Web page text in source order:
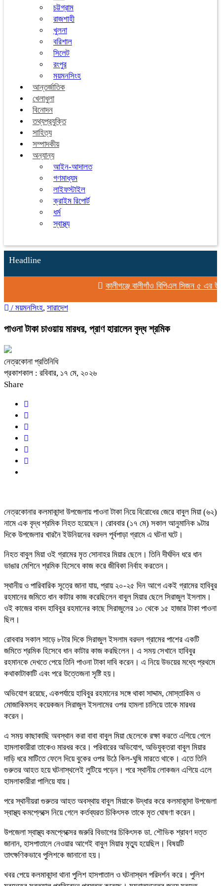
চট্টগ্রাম
রাজশাহী
খুলনা
বরিশাল
সিলেট
রংপুর
ময়মনসিংহ
আন্তর্জাতিক
খেলাধুলা
বিনোদন
তথ্যপ্রযুক্তি
সাহিত্য
সম্পাদকীয়
অন্যান্য
আইন-আদালত
গণমাধ্যম
লাইফস্টাইল
ক্রাইম রিপোর্ট
ধর্ম
স্বাস্থ্য
Headline
কালীগঞ্জে বালীগাঁও বিপিএল সিজন ৫ এর
/ ময়মনসিংহ, সারাদেশ
পাওনা টাকা চাওয়ায় মারধর, প্রাণ হারালেন বৃদ্ধ শ্রমিক
নেত্রকোনা প্রতিনিধি
প্রকাশকাল : রবিবার, ১৭ মে, ২০২৬
Share
নেত্রকোনার কলমাকান্দা উপজেলায় পাওনা টাকা নিয়ে বিরোধের জেরে বাবুল মিয়া (৬২)
নামে এক বৃদ্ধ শ্রমিক নিহত হয়েছেন। রোববার (১৭ মে) সকাল আনুমানিক ৯টার
দিকে উপজেলার খারনৈ ইউনিয়নের বরদল পূর্বপাড়া গ্রামে এ ঘটনা ঘটে।
নিহত বাবুল মিয়া ওই গ্রামের মৃত সোনাহর মিয়ার ছেলে। তিনি দীর্ঘদিন ধরে ধান
ভাঙার মেশিনে শ্রমিক হিসেবে কাজ করে জীবিকা নির্বাহ করতেন।
স্থানীয় ও পারিবারিক সূত্রে জানা যায়, প্রায় ২০-২৫ দিন আগে একই গ্রামের হাবিবুর
রহমানের জমিতে ধান কাটার কাজ করেছিলেন বাবুল মিয়ার ছেলে সিরাজুল ইসলাম।
ওই কাজের বাবদ হাবিবুর রহমানের কাছে সিরাজুলের ১০ থেকে ১৫ হাজার টাকা পাওনা
ছিল।
রোববার সকাল সাড়ে ৮টার দিকে সিরাজুল ইসলাম বরদল গ্রামের পাশের একটি
জমিতে শ্রমিক হিসেবে ধান কাটার কাজ করছিলেন। এ সময় সেখানে হাবিবুর
রহমানকে দেখতে পেয়ে তিনি পাওনা টাকা দাবি করেন। এ নিয়ে উভয়ের মধ্যে প্রথমে
কথাকাটাকাটি এবং পরে উত্তেজনা সৃষ্টি হয়।
অভিযোগ রয়েছে, একপর্যায়ে হাবিবুর রহমানের সঙ্গে থাকা সাদ্দাম, মোস্তাকিম ও
মোজাকিমসহ কয়েকজন সিরাজুল ইসলামের ওপর হামলা চালিয়ে তাকে মারধর
করেন।
এ সময় কাছাকাছি অবস্থান করা বাবা বাবুল মিয়া ছেলেকে রক্ষা করতে এগিয়ে গেলে
হামলাকারীরা তাকেও মারধর করে। পরিবারের অভিযোগ, অভিযুক্তরা বাবুল মিয়ার
দাড়ি ধরে মাটিতে ফেলে দিয়ে বুকের ওপর উঠে কিল-ঘুষি মারতে থাকে। এতে তিনি
গুরুতর আহত হয়ে ঘটনাস্থলেই লুটিয়ে পড়েন। পরে স্থানীয় লোকজন এগিয়ে এলে
হামলাকারীরা পালিয়ে যায়।
পরে স্থানীয়রা গুরুতর আহত অবস্থায় বাবুল মিয়াকে উদ্ধার করে কলমাকান্দা উপজেলা
স্বাস্থ্য কমপ্লেক্সে নিয়ে গেলে কর্তব্যরত চিকিৎসক তাকে মৃত ঘোষণা করেন।
উপজেলা স্বাস্থ্য কমপ্লেক্সের জরুরি বিভাগের চিকিৎসক ডা. শৌভিক শ্রাবণ দত্ত
জানান, হাসপাতালে নেওয়ার আগেই বাবুল মিয়ার মৃত্যু হয়েছিল। বিষয়টি
তাৎক্ষণিকভাবে পুলিশকে জানানো হয়।
খবর পেয়ে কলমাকান্দা থানা পুলিশ হাসপাতাল ও ঘটনাস্থল পরিদর্শন করে। পুলিশ